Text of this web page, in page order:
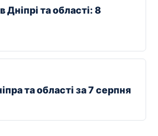
Дніпрі та області: 8
та області за 7 серпня